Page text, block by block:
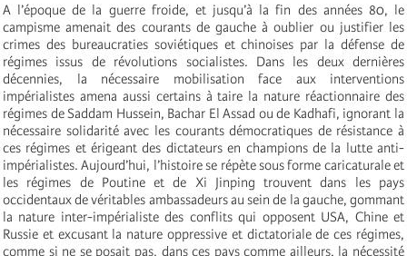
A l’époque de la guerre froide, et jusqu’à la fin des années 80, le
campisme amenait des courants de gauche à oublier ou justifier les
crimes des bureaucraties soviétiques et chinoises par la défense de
régimes issus de révolutions socialistes. Dans les deux dernières
décennies, la nécessaire mobilisation face aux interventions
impérialistes amena aussi certains à taire la nature réactionnaire des
régimes de Saddam Hussein, Bachar El Assad ou de Kadhafi, ignorant la
nécessaire solidarité avec les courants démocratiques de résistance à
ces régimes et érigeant des dictateurs en champions de la lutte anti-
impérialistes. Aujourd’hui, l’histoire se répète sous forme caricaturale et
les régimes de Poutine et de Xi Jinping trouvent dans les pays
occidentaux de véritables ambassadeurs au sein de la gauche, gommant
la nature inter-impérialiste des conflits qui opposent USA, Chine et
Russie et excusant la nature oppressive et dictatoriale de ces régimes,
comme si ne se posait pas, dans ces pays comme ailleurs, la nécessité